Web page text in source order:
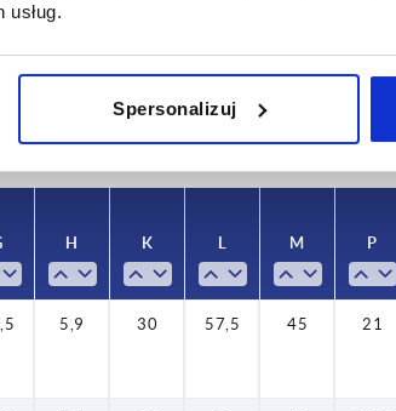
Spersonalizuj
POWIĘKSZ TABELĘ
odstępach czasu.
w ostatnim kroku przed
H K M P
5,9 30 57,5 45 21